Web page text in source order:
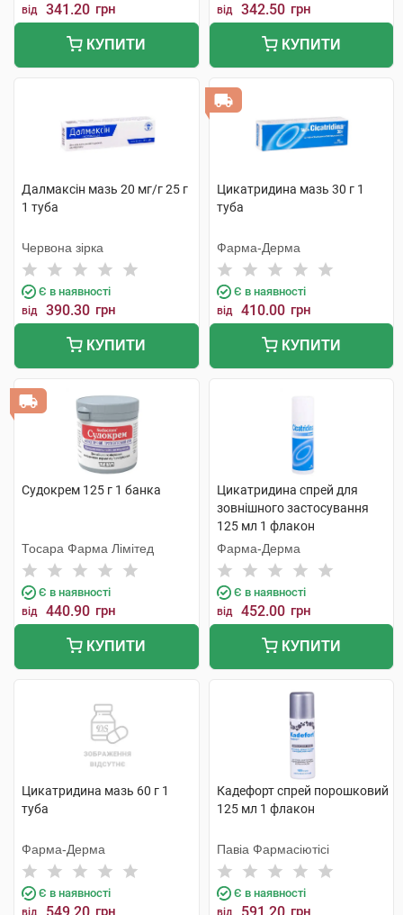
від 341.20 грн
КУПИТИ
від 342.50 грн
КУПИТИ
Далмаксін мазь 20 мг/г 25 г
1 туба
Червона зірка
Є в наявності
від 390.30 грн
КУПИТИ
Цикатридина мазь 30 г 1
туба
Фарма-Дерма
Є в наявності
від 410.00 грн
КУПИТИ
Судокрем 125 г 1 банка
Тосара Фарма Лімітед
Є в наявності
від 440.90 грн
КУПИТИ
Цикатридина спрей для
зовнішного застосування
125 мл 1 флакон
Фарма-Дерма
Є в наявності
від 452.00 грн
КУПИТИ
Цикатридина мазь 60 г 1
туба
Фарма-Дерма
Є в наявності
від грн
Кадефорт спрей порошковий
125 мл 1 флакон
Павіа Фармасіютісі
Є в наявності
від грн